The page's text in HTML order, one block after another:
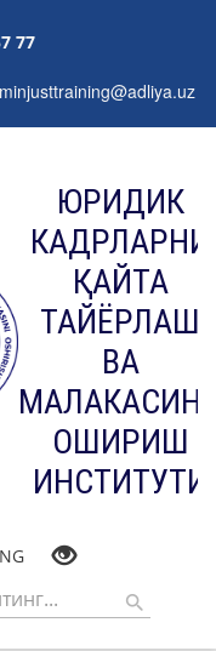
77
minjusttraining@adliya.uz
ЮРИДИК
КАДРЛАРНИ
ҚАЙТА
ТАЙЁРЛАШ
ВА
ОШИРИШ
ИНСТИТУТИ